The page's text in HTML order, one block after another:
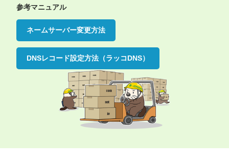
参考マニュアル
ネームサーバー変更方法
DNSレコード設定方法（ラッコDNS）